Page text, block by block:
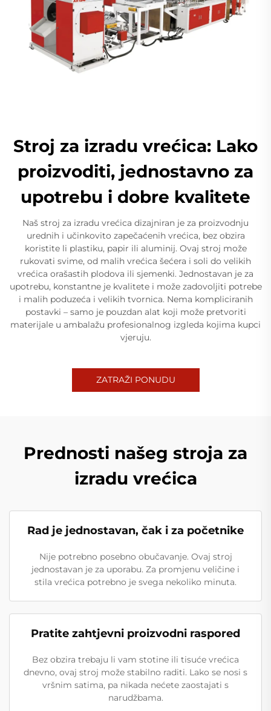
Stroj za izradu vrećica: Lako
proizvoditi, jednostavno za
upotrebu i dobre kvalitete
Naš stroj za izradu vrećica dizajniran je za proizvodnju
urednih i učinkovito zapečaćenih vrećica, bez obzira
koristite li plastiku, papir ili aluminij. Ovaj stroj može
rukovati svime, od malih vrećica šećera i soli do velikih
vrećica orašastih plodova ili sjemenki. Jednostavan je za
upotrebu, konstantne je kvalitete i može zadovoljiti potrebe
i malih poduzeća i velikih tvornica. Nema kompliciranih
postavki – samo je pouzdan alat koji može pretvoriti
materijale u ambalažu profesionalnog izgleda kojima kupci
vjeruju.
ZATRAŽI PONUDU
Prednosti našeg stroja za
izradu vrećica
Rad je jednostavan, čak i za početnike
Nije potrebno posebno obučavanje. Ovaj stroj
jednostavan je za uporabu. Za promjenu veličine i
stila vrećica potrebno je svega nekoliko minuta.
Pratite zahtjevni proizvodni raspored
Bez obzira trebaju li vam stotine ili tisuće vrećica
dnevno, ovaj stroj može stabilno raditi. Lako se nosi s
vršnim satima, pa nikada nećete zaostajati s
narudžbama.